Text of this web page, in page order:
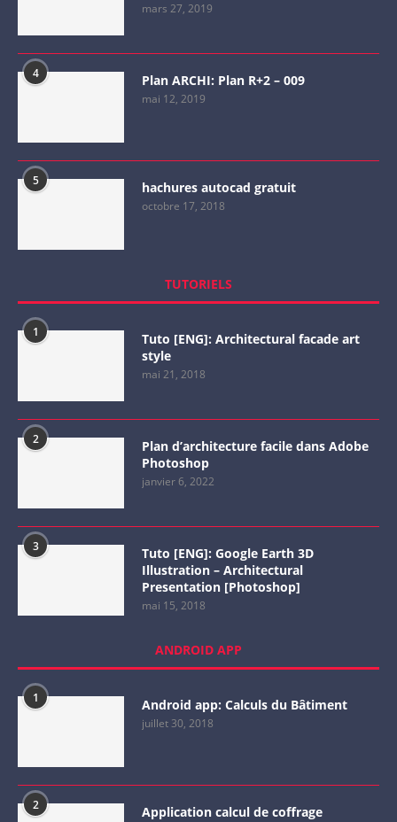
mars 27, 2019
4 Plan ARCHI: Plan R+2 – 009
mai 12, 2019
5 hachures autocad gratuit
octobre 17, 2018
TUTORIELS
1
Tuto [ENG]: Architectural facade art
style
mai 21, 2018
2
Plan d’architecture facile dans Adobe
Photoshop
janvier 6, 2022
3
Tuto [ENG]: Google Earth 3D
Illustration – Architectural
Presentation [Photoshop]
mai 15, 2018
ANDROID APP
1 Android app: Calculs du Bâtiment
juillet 30, 2018
2 Application calcul de coffrage